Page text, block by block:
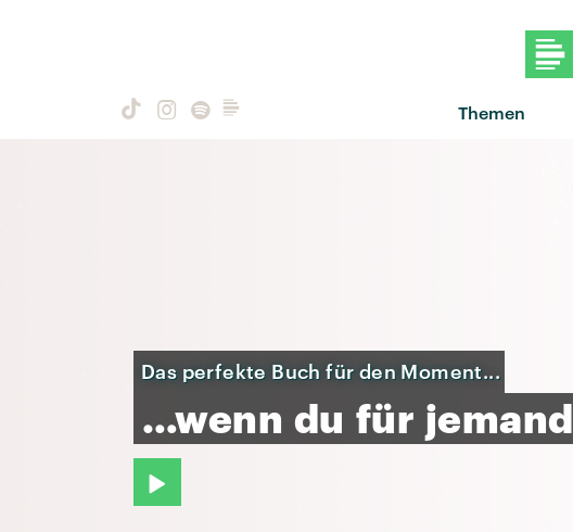
Themen
Das perfekte Buch für den Moment...
…wenn du für jemand